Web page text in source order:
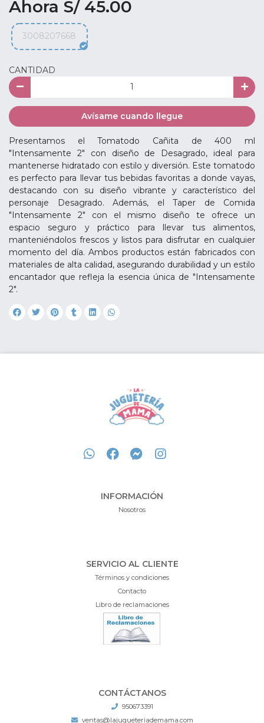
Ahora S/ 45.00
3008207668
CANTIDAD
Avísame cuando llegue
Presentamos el Tomatodo Cañita de 400 ml
"Intensamente 2" con diseño de Desagrado, ideal para
mantenerse hidratado con estilo y diversión. Este tomatodo
es perfecto para llevar tus bebidas favoritas a donde vayas,
destacando con su diseño vibrante y característico del
personaje Desagrado. Además, el Taper de Comida
"Intensamente 2" con el mismo diseño te ofrece un
espacio seguro y práctico para llevar tus alimentos,
manteniéndolos frescos y listos para disfrutar en cualquier
momento del día. Ambos productos están fabricados con
materiales de alta calidad, asegurando durabilidad y un estilo
encantador que refleja la esencia única de "Intensamente
2".
INFORMACIÓN
Nosotros
SERVICIO AL CLIENTE
Términos y condiciones
Contacto
Libro de reclamaciones
CONTÁCTANOS
950673391
ventas@lajugueteriademama.com